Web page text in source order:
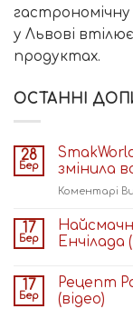
гастрономічну
у Львові
продуктах.
ОСТАННІ
28
Бер
змінила
Коментарі
17
Бер
Енчілада
17
Бер
Рецепт
(відео)